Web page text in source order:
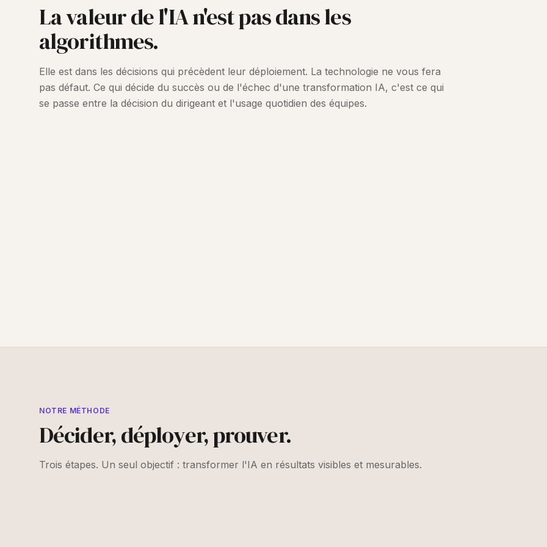
La valeur de l'IA n'est pas dans les
algorithmes.
Elle est dans les décisions qui précèdent leur déploiement. La technologie ne vous fera
pas défaut. Ce qui décide du succès ou de l'échec d'une transformation IA, c'est ce qui
se passe entre la décision du dirigeant et l'usage quotidien des équipes.
NOTRE MÉTHODE
Décider, déployer, prouver.
Trois étapes. Un seul objectif : transformer l'IA en résultats visibles et mesurables.